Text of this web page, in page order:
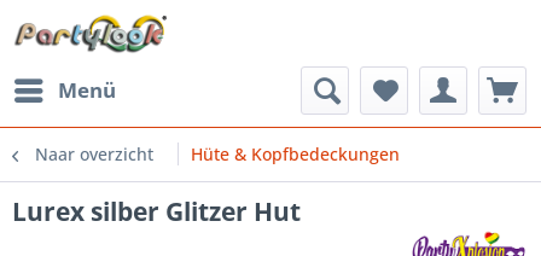
Menü
Naar overzicht Hüte & Kopfbedeckungen
Lurex silber Glitzer Hut